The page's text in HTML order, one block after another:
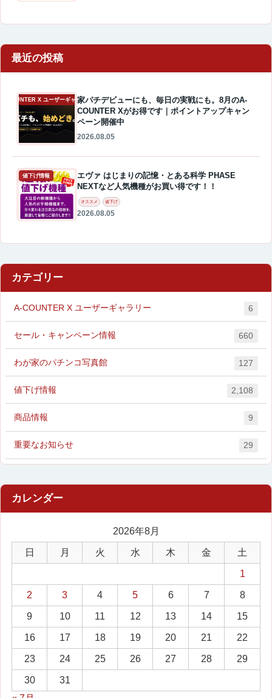
最近の投稿
A-COUNTER X ユーザーギャラリー家パチデビューにも、毎日の実戦にも。8月のA-
COUNTER Xがお得です｜ポイントアップキャン
ペーン開催中
2026.08.05
値下げ情報
エヴァ はじまりの記憶・とある科学 PHASE
NEXTなど人気機種がお買い得です！！
オススメ 値下げ
2026.08.05
カテゴリー
A-COUNTER X ユーザーギャラリー 6
セール・キャンペーン情報 660
わが家のパチンコ写真館 127
値下げ情報 2,108
商品情報 9
重要なお知らせ 29
2026年8月
日 月 火 水 木 金 土
1
2 3 4 5 6 7 8
9 10 11 12 13 14 15
16 17 18 19 20 21 22
23 24 25 26 27 28 29
30
31